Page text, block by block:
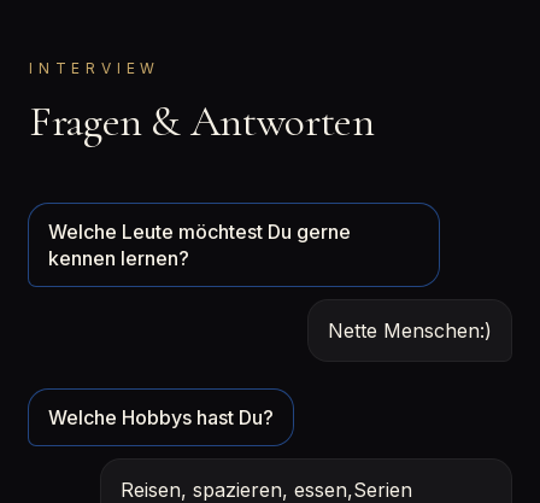
INTERVIEW
Fragen & Antworten
Welche Leute möchtest Du gerne
kennen lernen?
Nette Menschen:)
Welche Hobbys hast Du?
Reisen, spazieren, essen,Serien